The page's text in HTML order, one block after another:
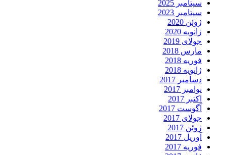
سپتامبر 2025
سپتامبر 2023
ژوئن 2020
ژانویه 2020
جولای 2019
مارس 2018
فوریه 2018
ژانویه 2018
دسامبر 2017
نوامبر 2017
اکتبر 2017
آگوست 2017
جولای 2017
ژوئن 2017
آوریل 2017
فوریه 2017